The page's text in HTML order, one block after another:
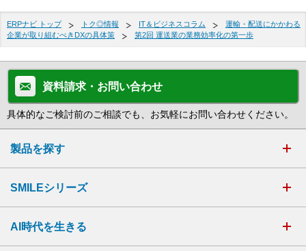
ERPナビ トップ トク◎情報 IT＆ビジネスコラム
運輸・配送にかかわる
企業が取り組むべきDXの具体策
第2回 運送業の業務効率化の第一歩
資料請求・お問い合わせ
具体的なご検討前のご相談でも、お気軽にお問い合わせください。
製品を探す
SMILEシリーズ
AI時代を生きる